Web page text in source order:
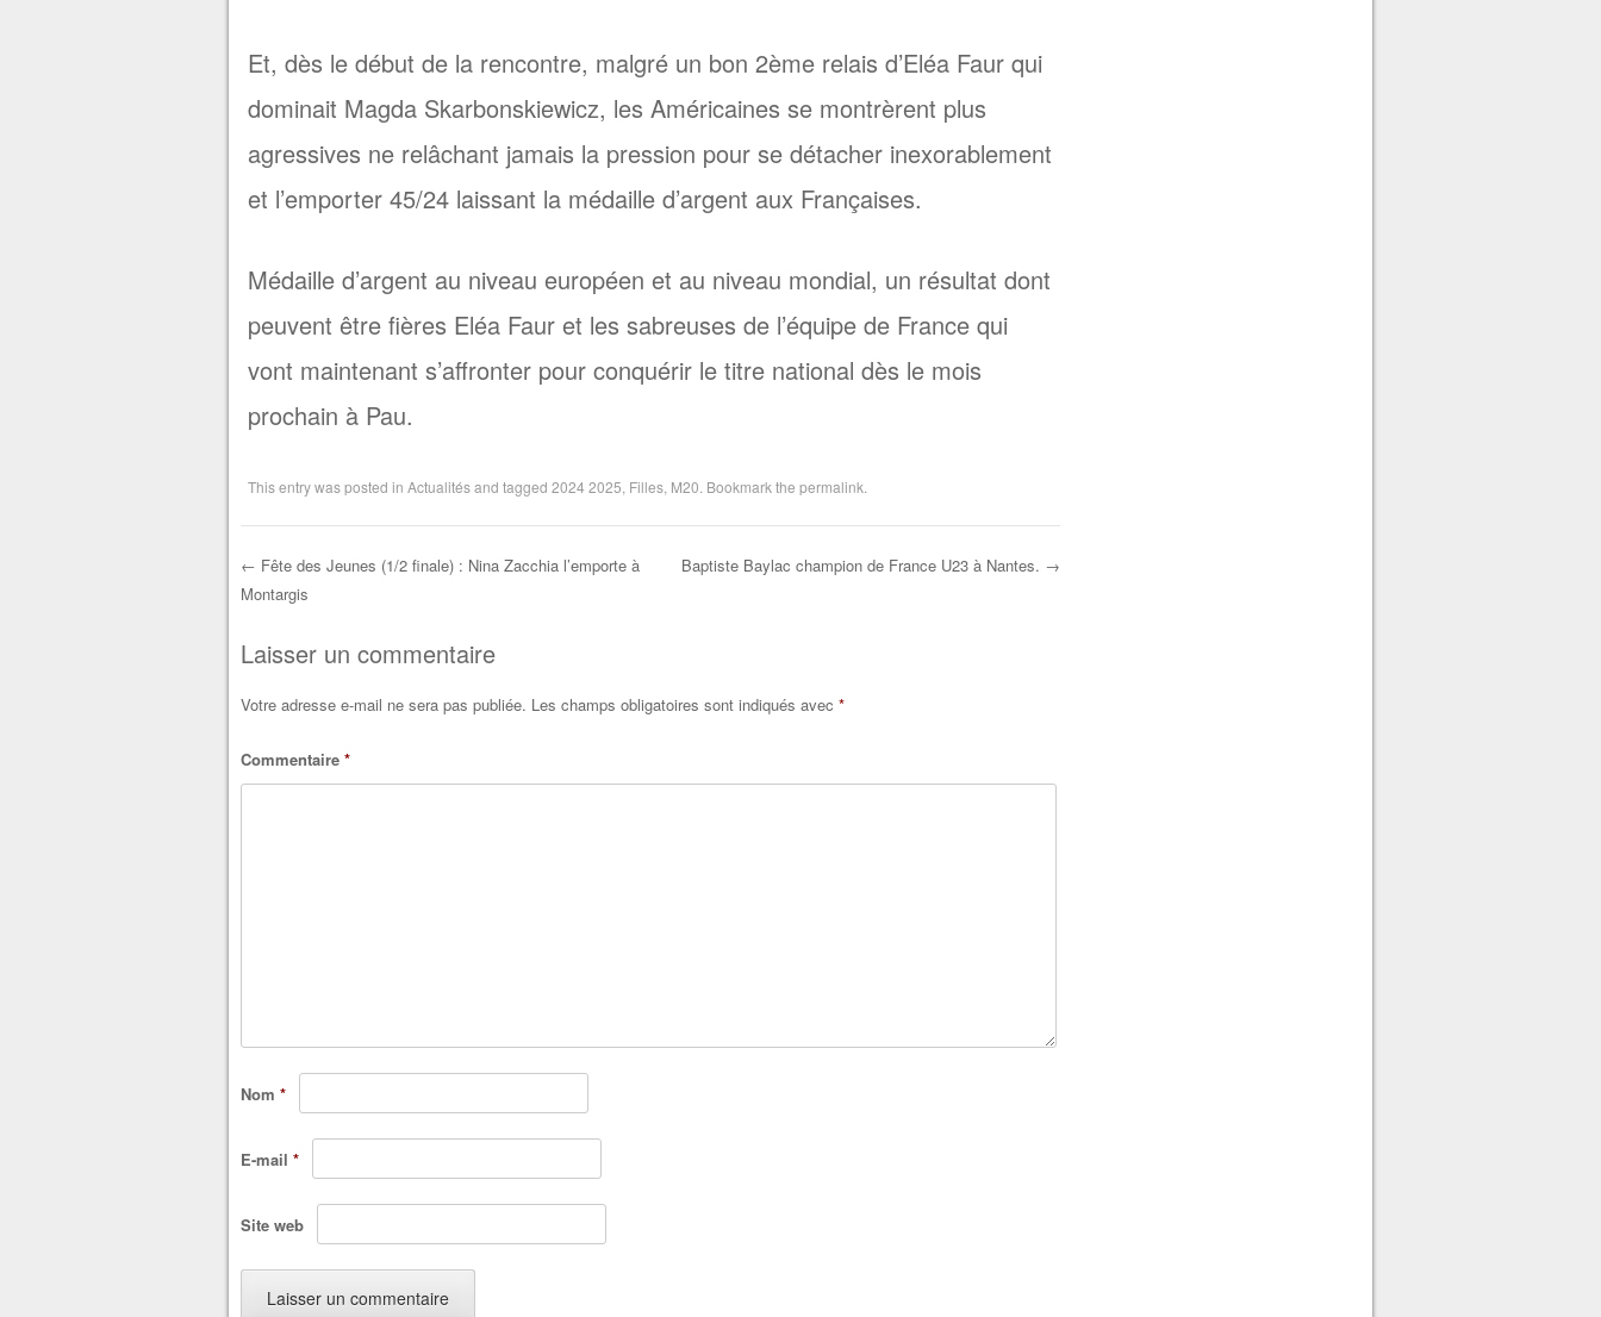
Et, dès le début de la rencontre, malgré un bon 2ème relais d’Eléa Faur qui
dominait Magda Skarbonskiewicz, les Américaines se montrèrent plus
agressives ne relâchant jamais la pression pour se détacher inexorablement
et l’emporter 45/24 laissant la médaille d’argent aux Françaises.
Médaille d’argent au niveau européen et au niveau mondial, un résultat dont
peuvent être fières Eléa Faur et les sabreuses de l’équipe de France qui
vont maintenant s’affronter pour conquérir le titre national dès le mois
prochain à Pau.
This entry was posted in Actualitésand tagged 2024 2025 Filles, M20 . Bookmark the permalink
Post navigation
← Fête des Jeunes (1/2 finale) : Nina Zacchia l’emporte à
Montargis
Baptiste Baylac champion de France U23 à Nantes. →
Laisser un commentaire
Votre adresse e-mail ne sera pas publiée. Les champs obligatoires sont indiqués avec *
Commentaire *
Nom *
E-mail *
Site web